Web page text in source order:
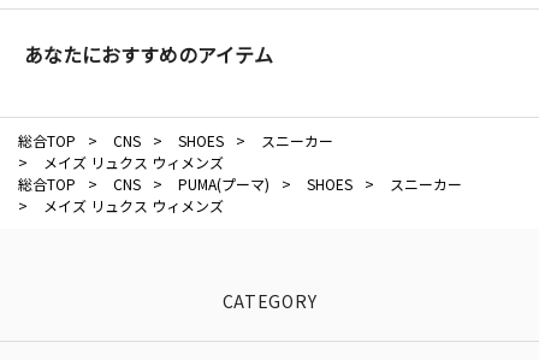
あなたにおすすめのアイテム
総合TOP > CNS > SHOES >
スニーカー
>
メイズ リュクス ウィメンズ
総合TOP
> CNS > PUMA(プーマ) > SHOES >
スニーカー
>
メイズ リュクス ウィメンズ
CATEGORY